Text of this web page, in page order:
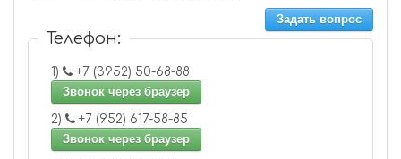
Задать вопрос
Телефон:
1)
+7 (3952) 50-68-88
Звонок через браузер
2)
+7 (952) 617-58-85
Звонок через браузер